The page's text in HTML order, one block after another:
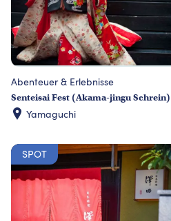
Abenteuer & Erlebnisse
Senteisai Fest (Akama-jingu Schrein)
Yamaguchi
SPOT